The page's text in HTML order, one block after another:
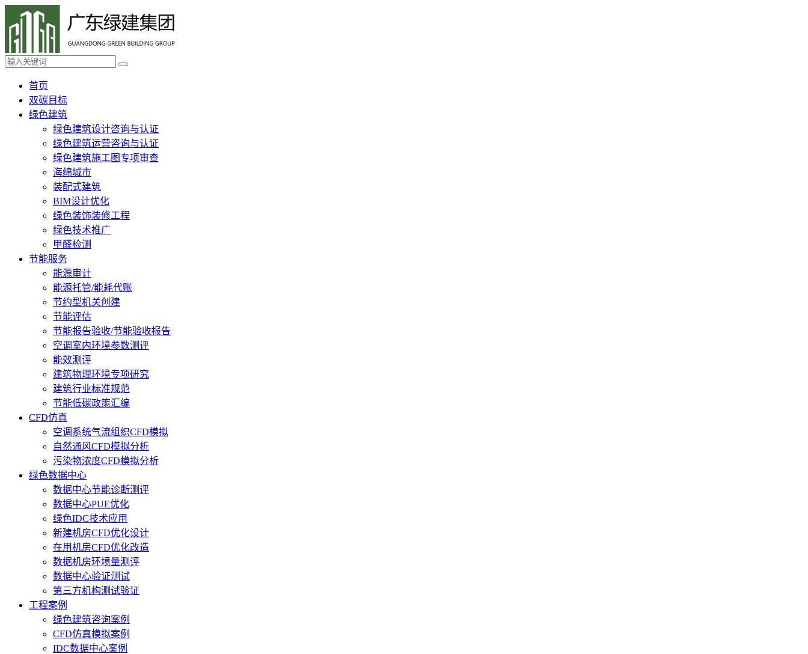
首页
双碳目标
绿色建筑
绿色建筑设计咨询与认证
绿色建筑运营咨询与认证
绿色建筑施工图专项审查
海绵城市
装配式建筑
BIM设计优化
绿色装饰装修工程
绿色技术推广
甲醛检测
节能服务
能源审计
能源托管/能耗代账
节约型机关创建
节能评估
节能报告验收/节能验收报告
空调室内环境参数测评
能效测评
建筑物理环境专项研究
建筑行业标准规范
节能低碳政策汇编
CFD仿真
空调系统气流组织CFD模拟
自然通风CFD模拟分析
污染物浓度CFD模拟分析
绿色数据中心
数据中心节能诊断测评
数据中心PUE优化
绿色IDC技术应用
新建机房CFD优化设计
在用机房CFD优化改造
数据机房环境量测评
数据中心验证测试
第三方机构测试验证
工程案例
绿色建筑咨询案例
CFD仿真模拟案例
IDC数据中心案例